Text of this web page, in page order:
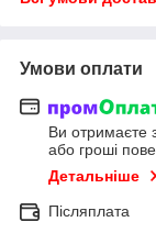
Умови оплати
Ви отримаєте
або гроші
Детальніше
Післяплата